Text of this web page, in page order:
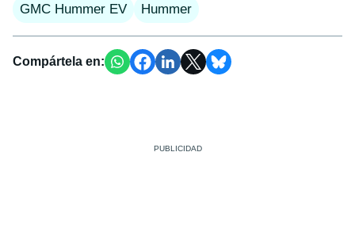
GMC Hummer EV
Hummer
Compártela en: